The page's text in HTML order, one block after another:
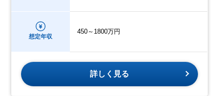
想定年収
450～1800万円
詳しく見る